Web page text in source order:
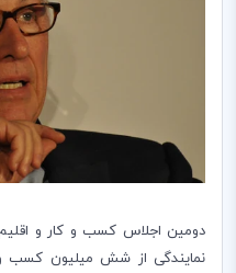
دومین اجلاس کسب و کار و
نمایندگی از شش میلیون کسب و